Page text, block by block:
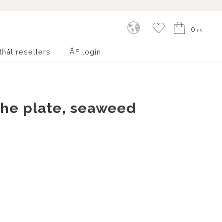
Favoriter
Kundvagn
0 KR
resellers ÅF login
plate, seaweed